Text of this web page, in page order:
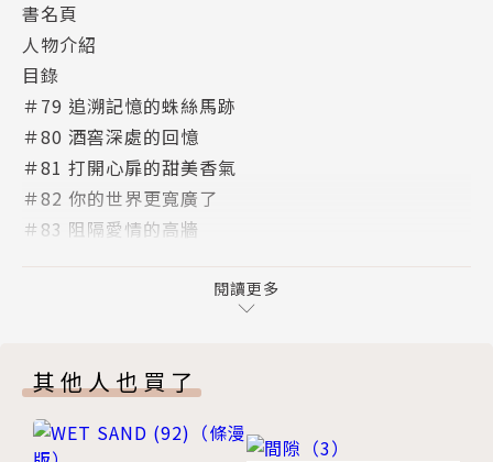
書名頁
人物介紹
目錄
＃79 追溯記憶的蛛絲馬跡
＃80 酒窖深處的回憶
＃81 打開心扉的甜美香氣
＃82 你的世界更寬廣了
＃83 阻隔愛情的高牆
＃85 人生存在天與地的夾縫之間
＃88 來自沙漠彼方的新羅盤
瞭解神之雫單元 今晚也派得上用場的葡萄酒講義
特製葡萄酒圖表／酒單
閱讀更多
其他人也買了